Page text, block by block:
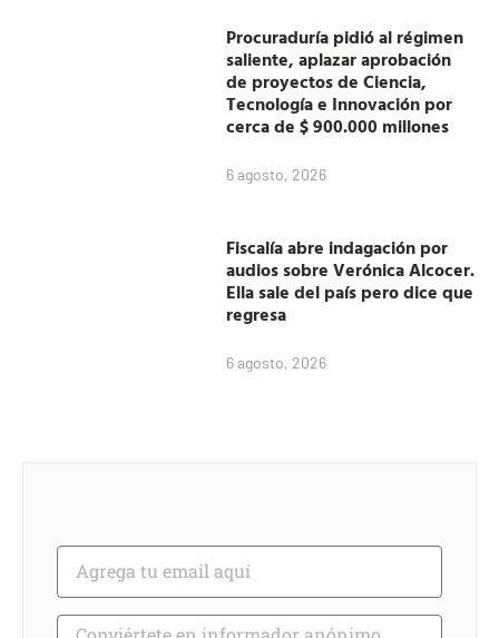
Procuraduría pidió al régimen
saliente, aplazar aprobación
de proyectos de Ciencia,
Tecnología e Innovación por
cerca de $ 900.000 millones
6 agosto, 2026
Fiscalía abre indagación por
audios sobre Verónica Alcocer.
Ella sale del país pero dice que
regresa
6 agosto, 2026